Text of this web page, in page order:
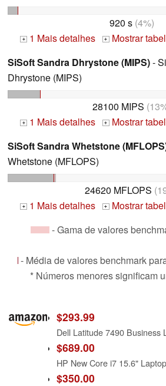
920 s (4%)
+ 1 Mais detalhes + Mostrar
SiSoft Sandra Dhrystone (MIPS)-
Dhrystone (MIPS)
28100 MIPS
+ 1 Mais detalhes + Mostrar
SiSoft Sandra Whetstone
Whetstone (MFLOPS)
24620 MFLOPS
+ 1 Mais detalhes + Mostrar
- Gama de valores
- Média de valores benchmark
* Números menores significam
$293.99
$689.00
$350.00